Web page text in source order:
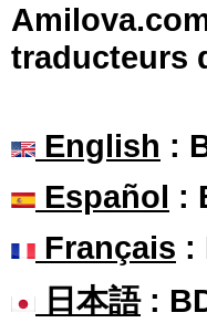
traducteurs
English :
Español :
Français :
日本語: